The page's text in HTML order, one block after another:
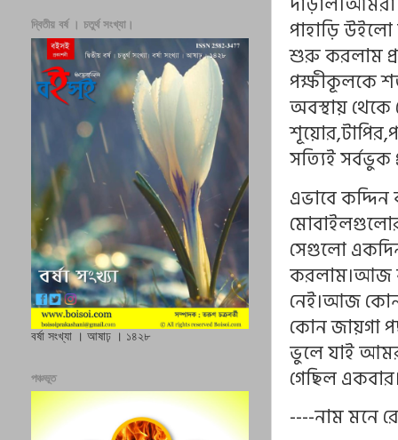
পাহাড়ি
শুরু করলাম
পক্ষীকূলকে
অবস্থায় থেকে
সত্যিই সর্বভুক
এভাবে
মোবাইলগুলোর
সেগুলো
করলাম।আজ
নেই।আজ কোন
কোন জায়গা
ভুলে যাই
গেছিল
----নাম মনে
দ্বিতীয় বর্ষ । চতুর্থ সংখ্যা।
বর্ষা সংখ্যা । আষাঢ় । ১৪২৮
পঞ্চভূত